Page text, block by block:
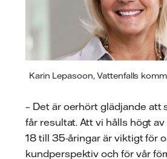
Karin Lepasoon, Vattenfalls
– Det är oerhört glädjande att
får resultat. Att vi hålls högt
18 till 35-åringar är viktigt för
kundperspektiv och för vår